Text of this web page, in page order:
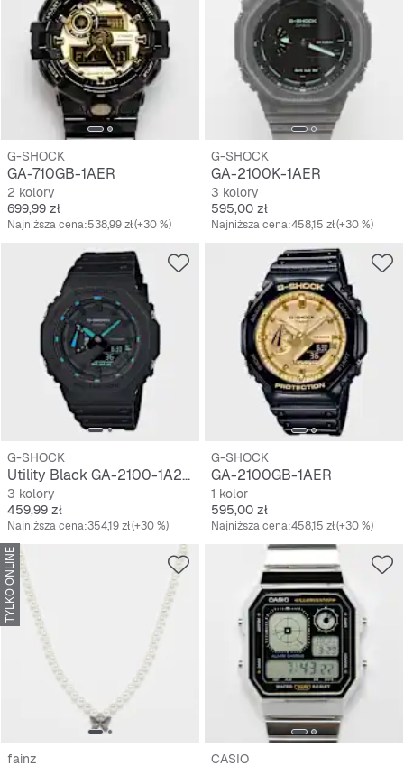
G-SHOCK
GA-710GB-1AER
2 kolory
Cena
699,99 zł
Najniższa cena:538,99 zł(+30 %)
G-SHOCK
GA-2100K-1AER
3 kolory
Cena
595,00 zł
Najniższa cena:458,15 zł(+30 %)
G-SHOCK
Utility Black GA-2100-1A2ER
3 kolory
Cena
459,99 zł
Najniższa cena:354,19 zł(+30 %)
G-SHOCK
GA-2100GB-1AER
1 kolor
Cena
595,00 zł
Najniższa cena:458,15 zł(+30 %)
TYLKO ONLINE
fainz CASIO